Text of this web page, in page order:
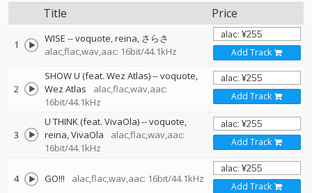
Title Price
1 WISE --voquote reina さらさ
alac,flac,wav,aac: 16bit/44.1kHz
Add Track
2
SHOW U (feat. Wez Atlas)--voquote
Wez Atlas
alac,flac,wav,aac:
16bit/44.1kHz
Add Track
3
U THINK (feat. VivaOla)--voquote
reina VivaOla
alac,flac,wav,aac:
16bit/44.1kHz
Add Track
4 GO!!! alac,flac,wav,aac: 16bit/44.1kHz
Add Track